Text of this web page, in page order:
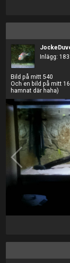
Inlägg: 183
Bild på mitt 540
Och en bild på mitt
hamnat där haha)